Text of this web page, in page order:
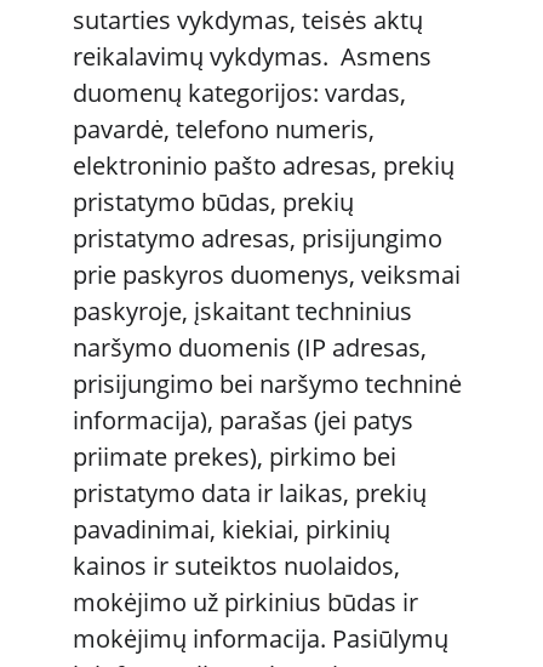
sutarties vykdymas, teisės aktų
reikalavimų vykdymas.  Asmens
duomenų kategorijos: vardas,
pavardė, telefono numeris,
elektroninio pašto adresas, prekių
pristatymo būdas, prekių
pristatymo adresas, prisijungimo
prie paskyros duomenys, veiksmai
paskyroje, įskaitant techninius
naršymo duomenis (IP adresas,
prisijungimo bei naršymo techninė
informacija), parašas (jei patys
priimate prekes), pirkimo bei
pristatymo data ir laikas, prekių
pavadinimai, kiekiai, pirkinių
kainos ir suteiktos nuolaidos,
mokėjimo už pirkinius būdas ir
mokėjimų informacija. Pasiūlymų